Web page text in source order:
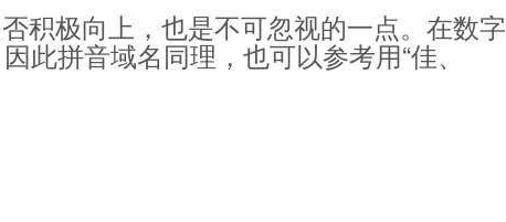
积极向上，也是不可忽视的一点。在数字
此拼音域名同理，也可以参考用“佳、